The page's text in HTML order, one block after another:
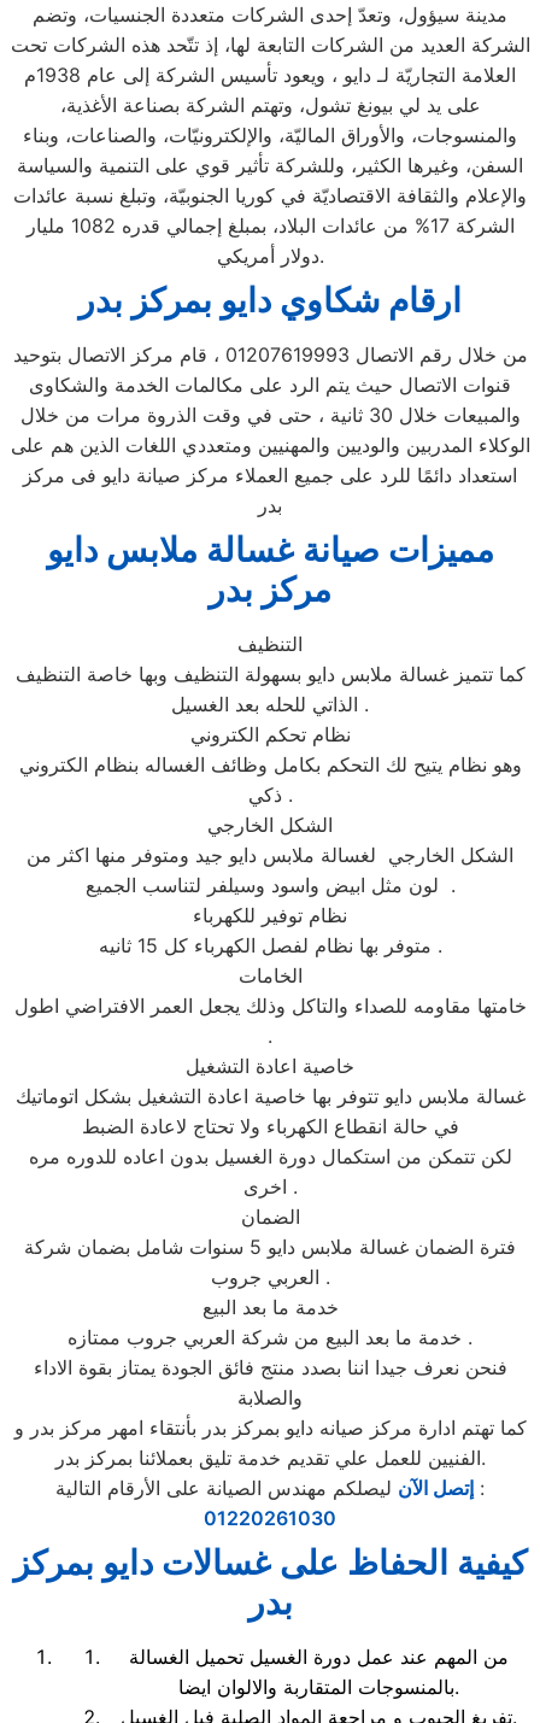
مدينة سيؤول، وتعدّ إحدى الشركات متعددة الجنسيات، وتضم
الشركة العديد من الشركات التابعة لها، إذ تتّحد هذه الشركات تحت
العلامة التجاريّة لـ دايو ، ويعود تأسيس الشركة إلى عام 1938م
على يد لي بيونغ تشول، وتهتم الشركة بصناعة الأغذية،
والمنسوجات، والأوراق الماليّة، والإلكترونيّات، والصناعات، وبناء
السفن، وغيرها الكثير، وللشركة تأثير قوي على التنمية والسياسة
والإعلام والثقافة الاقتصاديّة في كوريا الجنوبيّة، وتبلغ نسبة عائدات
الشركة 17% من عائدات البلاد، بمبلغ إجمالي قدره 1082 مليار
دولار أمريكي.
ارقام شكاوي دايو بمركز بدر
من خلال رقم الاتصال 01207619993 ، قام مركز الاتصال بتوحيد
قنوات الاتصال حيث يتم الرد على مكالمات الخدمة والشكاوى
والمبيعات خلال 30 ثانية ، حتى في وقت الذروة مرات من خلال
الوكلاء المدربين والوديين والمهنيين ومتعددي اللغات الذين هم على
استعداد دائمًا للرد على جميع العملاء مركز صيانة دايو فى مركز
بدر
مميزات صيانة غسالة ملابس دايو
مركز بدر
التنظيف
كما تتميز غسالة ملابس دايو بسهولة التنظيف وبها خاصة التنظيف
الذاتي للحله بعد الغسيل .
نظام تحكم الكتروني
وهو نظام يتيح لك التحكم بكامل وظائف الغساله بنظام الكتروني
ذكي .
الشكل الخارجي
الشكل الخارجي لغسالة ملابس دايو جيد ومتوفر منها اكثر من
لون مثل ابيض واسود وسيلفر لتناسب الجميع .
نظام توفير للكهرباء
متوفر بها نظام لفصل الكهرباء كل 15 ثانيه .
الخامات
خامتها مقاومه للصداء والتاكل وذلك يجعل العمر الافتراضي اطول
.
خاصية اعادة التشغيل
غسالة ملابس دايو تتوفر بها خاصية اعادة التشغيل بشكل اتوماتيك
في حالة انقطاع الكهرباء ولا تحتاج لاعادة الضبط
لكن تتمكن من استكمال دورة الغسيل بدون اعاده للدوره مره
اخرى .
الضمان
فترة الضمان غسالة ملابس دايو 5 سنوات شامل بضمان شركة
العربي جروب .
خدمة ما بعد البيع
خدمة ما بعد البيع من شركة العربي جروب ممتازه .
فنحن نعرف جيدا اننا بصدد منتج فائق الجودة يمتاز بقوة الاداء
والصلابة
كما تهتم ادارة مركز صيانه دايو بمركز بدر بأنتقاء امهر مركز بدر و
الفنيين للعمل علي تقديم خدمة تليق بعملائنا بمركز بدر.
إتصل الآن ليصلكم مهندس الصيانة على الأرقام التالية :
01220261030
كيفية الحفاظ على غسالات دايو بمركز
بدر
من المهم عند عمل دورة الغسيل تحميل الغسالة
بالمنسوجات المتقاربة والالوان ايضا.
تفريغ الجيوب و مراجعة المواد الصلبة فبل الغسيل.